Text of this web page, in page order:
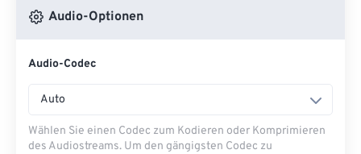
Audio-Optionen
Audio-Codec
Auto
Wählen Sie einen Codec zum Kodieren oder Komprimieren
des Audiostreams. Um den gängigsten Codec zu